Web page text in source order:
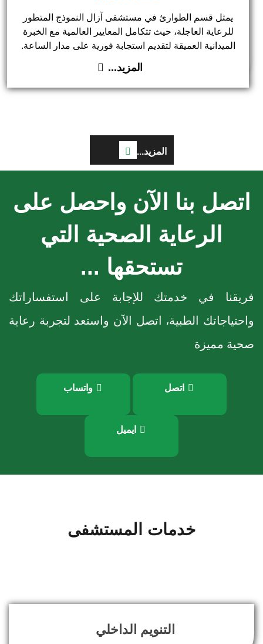
يمثل قسم الطوارئ في مستشفى آزال النموذج المتطور
للرعاية العاجلة، حيث تتكامل المعايير العالمية مع الخبرة
الميدانية العميقة لتقديم استجابة فورية على مدار الساعة.
تتوسط الخدمات التشخيصية، نضمن لكل مريض التدخل
الطبي الأمثل في اللحظات الحاسمة، محولين التحديات
المزيد...
المزيد...
اتصل بنا الآن واحصل على
الرعاية الصحية التي
تستحقها ...
فريقنا في خدمتك للإجابة على استفساراتك
واحتياجاتك الطبية، اتصل الآن واستعد لتجربة رعاية
صحية مميزة
اتصل واتساب
ايميل
خدمات المستشفى
التنويم الداخلي